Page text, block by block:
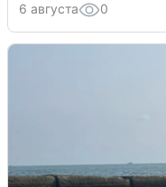
6 августа 0